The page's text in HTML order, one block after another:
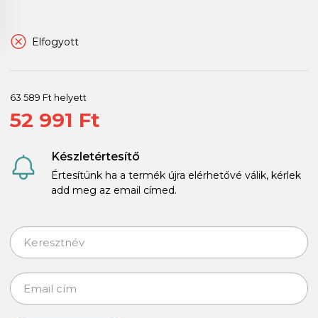
Elfogyott
63 589 Ft helyett
52 991 Ft
Készletértesítő
Értesítünk ha a termék újra elérhetővé válik, kérlek
add meg az email címed.